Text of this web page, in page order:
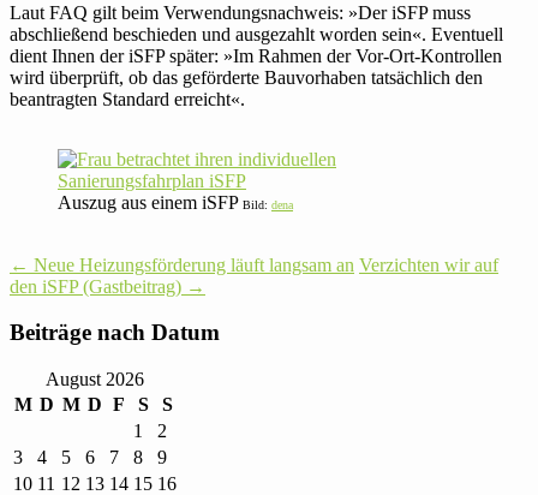
Laut FAQ gilt beim Ver­wen­dungs­nach­weis: »Der iSFP muss
abschlie­ßend beschieden und aus­ge­zahlt worden sein«. Even­tuell
dient Ihnen der iSFP später: »Im Rahmen der Vor-Ort-Kon­trollen
wird über­prüft, ob das geför­derte Bau­vor­haben tat­säch­lich den
bean­tragten Stan­dard erreicht«.
Auszug aus einem iSFP Bild: dena
Post
navigation
← Neue Hei­zungs­för­de­rung läuft langsam an Ver­zichten wir auf
den iSFP (Gast­bei­trag) →
Bei­träge nach Datum
August 2026
M D M D F S
S
1
2
3
4 5 6 7 8
9
10 11 12 13 14 15 16